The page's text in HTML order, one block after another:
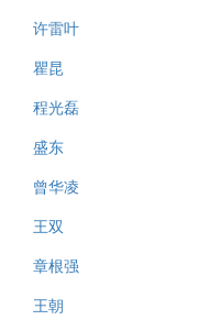
许雷叶
瞿昆
程光磊
盛东
曾华凌
王双
章根强
王朝